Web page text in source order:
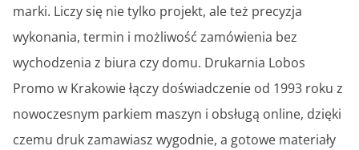
marki. Liczy się nie tylko projekt, ale też precyzja
wykonania, termin i możliwość zamówienia bez
wychodzenia z biura czy domu. Drukarnia Lobos
Promo w Krakowie łączy doświadczenie od 1993 roku z
nowoczesnym parkiem maszyn i obsługą online, dzięki
czemu druk zamawiasz wygodnie, a gotowe materiały